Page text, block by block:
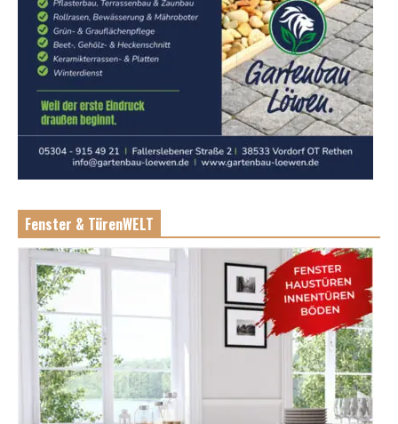
Fenster & TürenWELT